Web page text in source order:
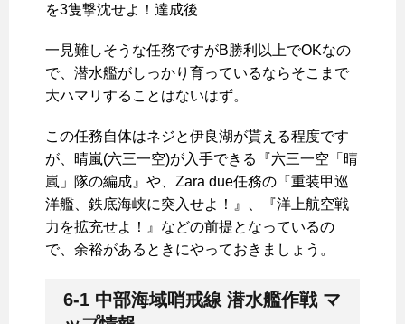
を3隻撃沈せよ！達成後
一見難しそうな任務ですがB勝利以上でOKなの
で、潜水艦がしっかり育っているならそこまで
大ハマリすることはないはず。
この任務自体はネジと伊良湖が貰える程度です
が、晴嵐(六三一空)が入手できる『六三一空「晴
嵐」隊の編成』や、Zara due任務の『重装甲巡
洋艦、鉄底海峡に突入せよ！』、『洋上航空戦
力を拡充せよ！』などの前提となっているの
で、余裕があるときにやっておきましょう。
6-1 中部海域哨戒線 潜水艦作戦 マ